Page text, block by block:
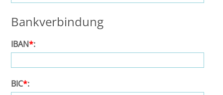
Bankverbindung
IBAN*:
BIC*:
Jena
Kiel